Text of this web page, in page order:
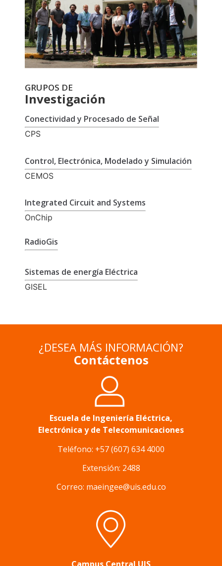
GRUPOS DE
Investigación
Conectividad y Procesado de Señal
CPS
Control, Electrónica, Modelado y Simulación
CEMOS
Integrated Circuit and Systems
OnChip
RadioGis
Sistemas de energía Eléctrica
GISEL
¿DESEA MÁS INFORMACIÓN?
Contáctenos
Escuela de Ingeniería Eléctrica,
Electrónica y de Telecomunicaciones
Teléfono: +57 (607) 634 4000
Extensión: 2488
Correo: maeingee@uis.edu.co